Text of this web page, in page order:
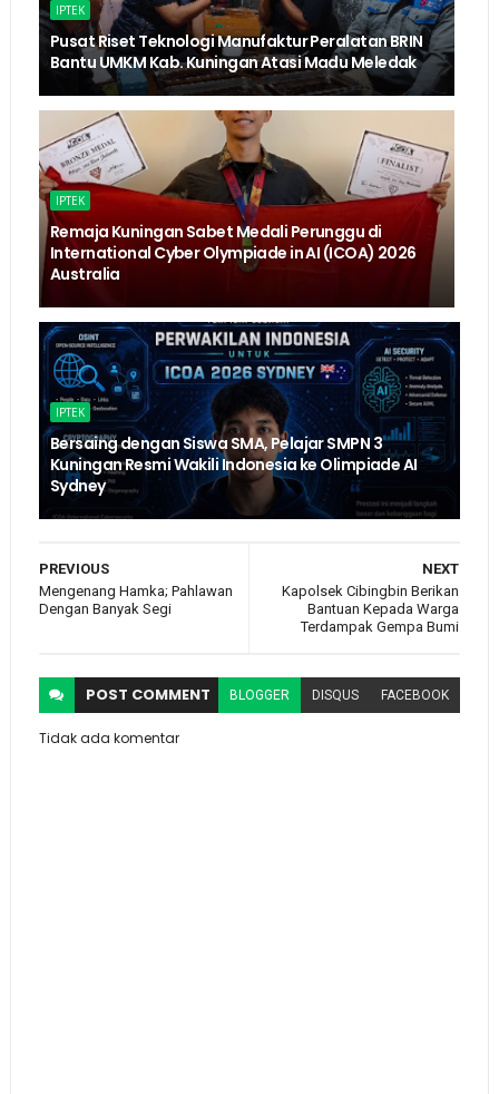
IPTEK
Pusat Riset Teknologi Manufaktur Peralatan BRIN
Bantu UMKM Kab. Kuningan Atasi Madu Meledak
IPTEK
Remaja Kuningan Sabet Medali Perunggu di
International Cyber Olympiade in AI (ICOA) 2026
Australia
IPTEK
Bersaing dengan Siswa SMA, Pelajar SMPN 3
Kuningan Resmi Wakili Indonesia ke Olimpiade AI
Sydney
NEXT
Kapolsek Cibingbin Berikan
Bantuan Kepada Warga
Terdampak Gempa Bumi
PREVIOUS
Mengenang Hamka; Pahlawan
Dengan Banyak Segi
POST COMMENT BLOGGER DISQUS FACEBOOK
Tidak ada komentar